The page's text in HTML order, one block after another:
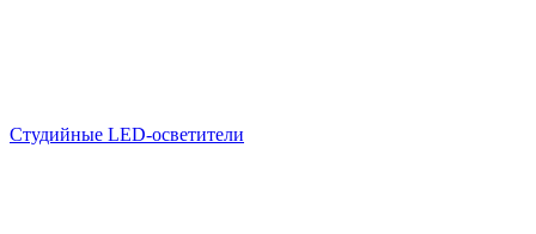
Студийные LED-осветители